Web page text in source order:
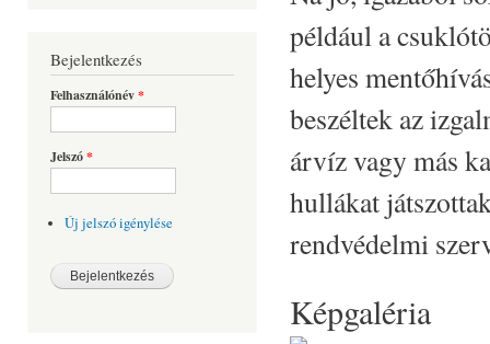
Bejelentkezés
Felhasználónév*
Jelszó*
Új jelszó igénylése
például a
helyes
beszéltek az
árvíz vagy más
hullákat
rendvédelmi
Képgaléria